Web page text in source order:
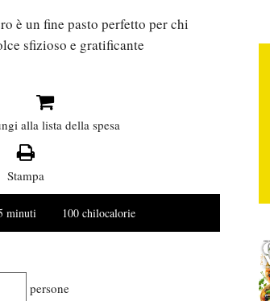
è un fine pasto perfetto per chi
sfizioso e gratificante
alla lista della spesa
Stampa
minuti 100 chilocalorie
persone